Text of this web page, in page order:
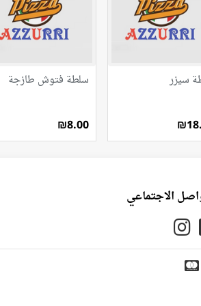
سيزر سلطة فتوش طازجة
₪8.00
الاجتماعي